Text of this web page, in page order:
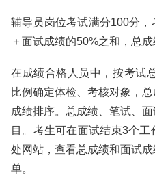
辅导员岗位考试满分100分
＋面试成绩的50%之和，总
在成绩合格人员中，按考试
比例确定体检、考核对象，
成绩排序。总成绩、笔试、
目。考生可在面试结束3个
处网站，查看总成绩和面试
单。